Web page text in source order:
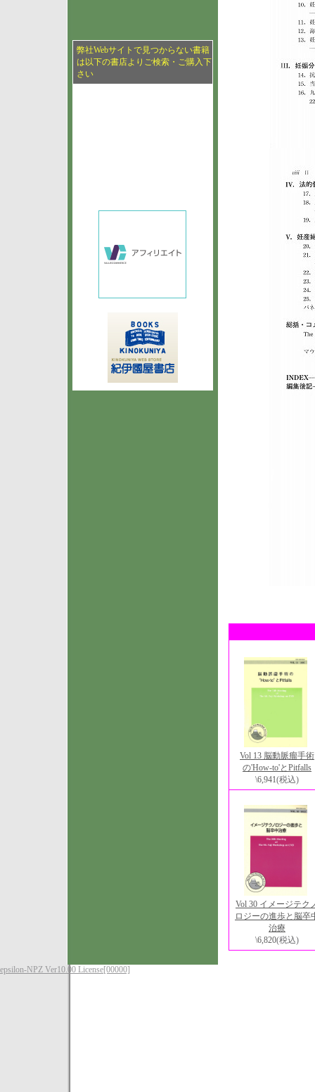
弊社Webサイトで見つからない書籍
は以下の書店よりご検索・ご購入下
さい
Vol 13 脳動脈瘤手術
の'How-to'とPitfalls
\6,941(税込)
Vol 30 イメージテク
ロジーの進歩と脳卒
治療
\6,820(税込)
epsilon-NPZ Ver10.00 License[00000]